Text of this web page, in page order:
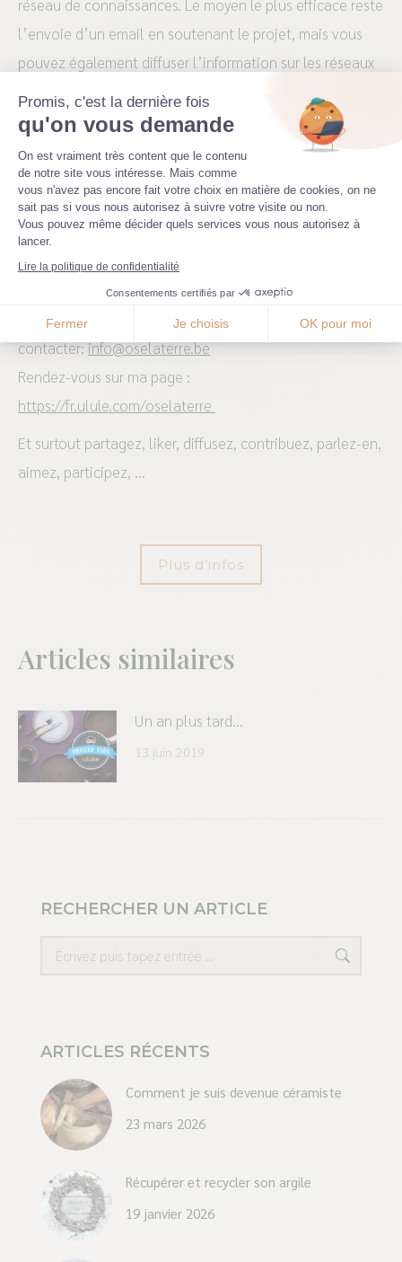
réseau de connaissances. Le moyen le plus efficace reste
l’envoie d’un email en soutenant le projet, mais vous
pouvez également diffuser l’information sur les réseaux
Est-ce que je peux payer par virement bancaire ?
OUI, vous pouvez effectuer un virement sur le compte de
l’asbl Ose la Terre, le montant sera ensuite ajouté à la
cagnotte de la campagne (délais de min. 5 jours pour
Si vous avez encore des questions, n’hésitez pas à me
contacter:info@oselaterre.be
Rendez-vous sur ma page :
https://fr.ulule.com/oselaterre
Et surtout partagez, liker, diffusez, contribuez, parlez-en,
aimez, participez, …
Plus d’infos
Articles similaires
Un an plus tard…
13 juin 2019
RECHERCHER UN ARTICLE
Recherche
ARTICLES RÉCENTS
Comment je suis devenue céramiste
23 mars 2026
Récupérer et recycler son argile
19 janvier 2026
Promis, c'est la dernière fois
qu'on vous demande
Plateforme de Gestion du
On est vraiment très content que le contenu
de notre site vous intéresse. Mais comme
vous n'avez pas encore fait votre choix en matière de cookies, on ne
sait pas si vous nous autorisez à suivre votre visite ou non.
Vous pouvez même décider quels services vous nous autorisez à
lancer.
Lire la politique de confidentialité
Consentements certifiés par
Fermer Je choisis OK pour moi
Axeptio consent